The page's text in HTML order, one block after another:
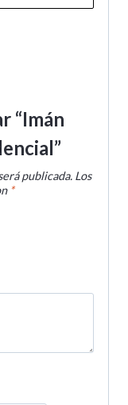
“Imán
publicada. Los
*